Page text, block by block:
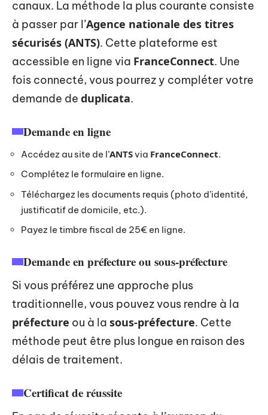
canaux. La méthode la plus courante consiste
à passer par l’Agence nationale des titres
sécurisés (ANTS). Cette plateforme est
accessible en ligne via FranceConnect. Une
fois connecté, vous pourrez y compléter votre
demande de duplicata.
Demande en ligne
Accédez au site de l’ANTSvia FranceConnect.
Complétez le formulaire en ligne.
Téléchargez les documents requis (photo d’identité,
justificatif de domicile, etc.).
Payez le timbre fiscal de 25€ en ligne.
Demande en préfecture ou sous-préfecture
Si vous préférez une approche plus
traditionnelle, vous pouvez vous rendre à la
préfecture ou à la sous-préfecture. Cette
méthode peut être plus longue en raison des
délais de traitement.
Certificat de réussite